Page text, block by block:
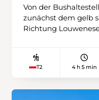
Von der
zunächst dem gelb
Richtung
das klare Wasser
Umgebung. Für
südwestlich. Sobald
T2 4 h 5 min